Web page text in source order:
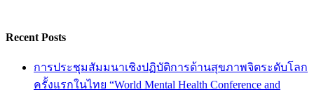
Recent Posts
การประชุมสัมมนาเชิงปฏิบัติการด้านสุขภาพจิตระดับโลก
ครั้งแรกในไทย “World Mental Health Conference and